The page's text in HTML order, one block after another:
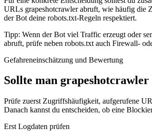
URLs grapeshotcrawler abruft, wie häufig die
der Bot deine robots.txt-Regeln respektiert.
Tipp: Wenn der Bot viel Traffic erzeugt oder
abruft, prüfe neben robots.txt auch Firewall-
Gefahreneinschätzung und Bewertung
Sollte man
Prüfe zuerst Zugriffshäufigkeit, aufgerufene
Danach kannst du entscheiden, ob eine
Erst Logdaten prüfen